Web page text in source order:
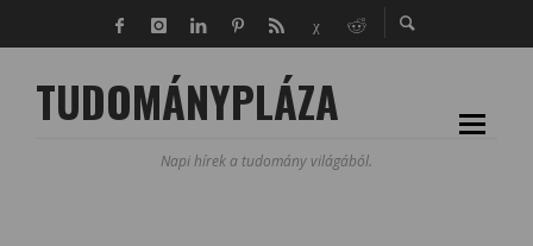
TUDOMÁNYPLÁZA
Napi hírek a tudomány világából.